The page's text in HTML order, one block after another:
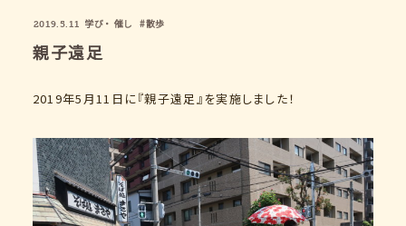
2019.5.11 学び ・ 催し #散歩
親子遠足
2019年5月11日に『親子遠足』を実施しました！